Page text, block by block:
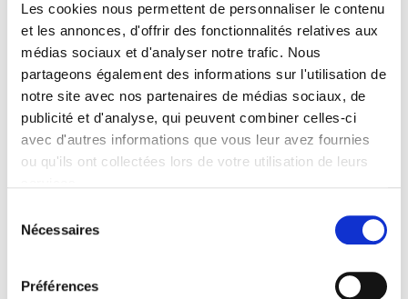
Les cookies nous permettent de personnaliser le contenu
et les annonces, d'offrir des fonctionnalités relatives aux
médias sociaux et d'analyser notre trafic. Nous
partageons également des informations sur l'utilisation de
notre site avec nos partenaires de médias sociaux, de
publicité et d'analyse, qui peuvent combiner celles-ci
avec d'autres informations que vous leur avez fournies
ou qu'ils ont collectées lors de votre utilisation de leurs
Nécessaires
Préférences
cadre de la gestion des opérations juridiques
courantes, mais également exceptionnelles
notamment en matière de restructuration, de
cession et d’opérations présentant des éléments
Formation